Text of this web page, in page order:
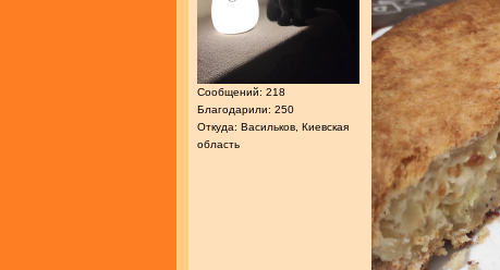
Сообщений: 218
Благодарили: 250
Откуда: Васильков, Киевская
область